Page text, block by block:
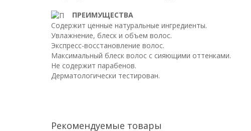
ПРЕИМУЩЕСТВА
Содержит ценные натуральные ингредиенты.
Увлажнение, блеск и объем волос.
Экспресс-восстановление волос.
Максимальный блеск волос с сияющими оттенками.
Не содержит парабенов.
Дерматологически тестирован.
Рекомендуемые товары